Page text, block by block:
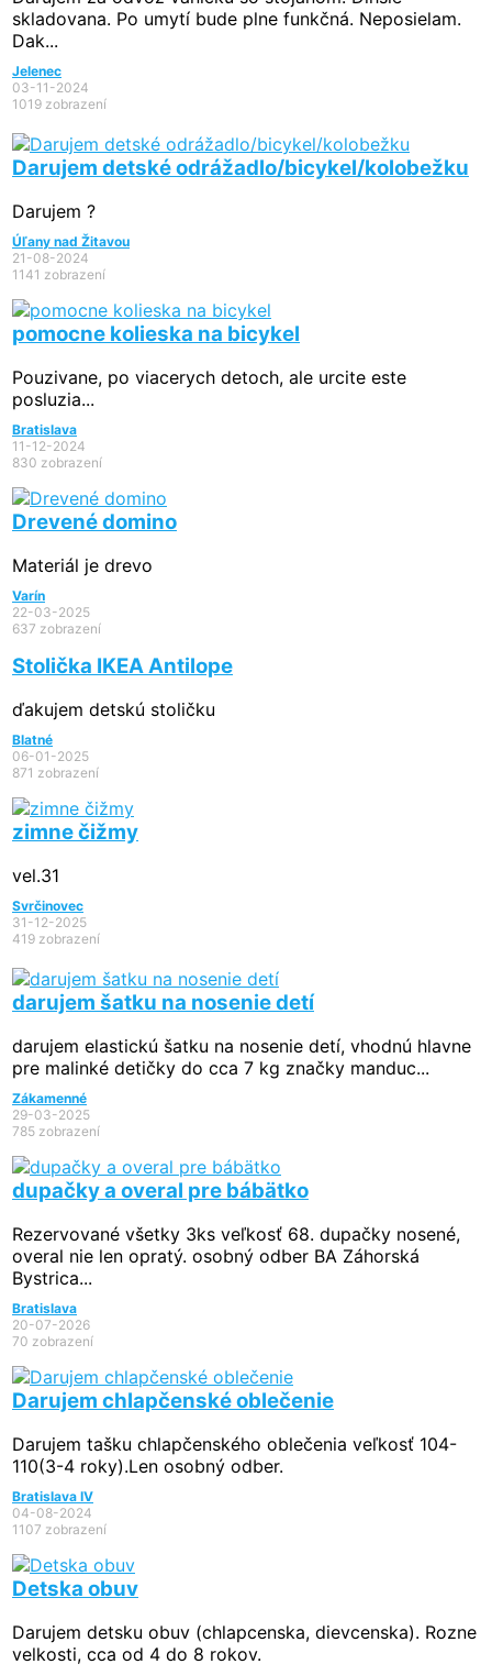
skladovana. Po umytí bude plne funkčná. Neposielam.
Dak...
Jelenec
03-11-2024
1019 zobrazení
Darujem detské odrážadlo/bicykel/kolobežku
Darujem ?
Úľany nad Žitavou
21-08-2024
1141 zobrazení
pomocne kolieska na bicykel
Pouzivane, po viacerych detoch, ale urcite este
posluzia...
Bratislava
11-12-2024
830 zobrazení
Drevené domino
Materiál je drevo
Varín
22-03-2025
637 zobrazení
Stolička IKEA Antilope
ďakujem detskú stoličku
Blatné
06-01-2025
871 zobrazení
zimne čižmy
vel.31
Svrčinovec
31-12-2025
419 zobrazení
darujem šatku na nosenie detí
darujem elastickú šatku na nosenie detí, vhodnú hlavne
pre malinké detičky do cca 7 kg značky manduc...
Zákamenné
29-03-2025
785 zobrazení
dupačky a overal pre bábätko
Rezervované všetky 3ks veľkosť 68. dupačky nosené,
overal nie len opratý. osobný odber BA Záhorská
Bystrica...
Bratislava
20-07-2026
70 zobrazení
Darujem chlapčenské oblečenie
Darujem tašku chlapčenského oblečenia veľkosť 104-
110(3-4 roky).Len osobný odber.
Bratislava IV
04-08-2024
1107 zobrazení
Detska obuv
Darujem detsku obuv (chlapcenska, dievcenska). Rozne
velkosti, cca od 4 do 8 rokov.